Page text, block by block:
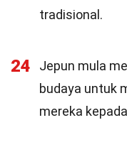
tradisional.
24
Jepun mula
budaya untuk
mereka